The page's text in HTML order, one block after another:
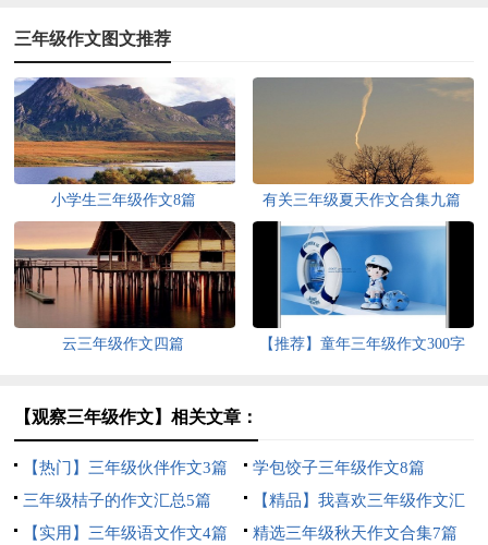
三年级作文图文推荐
小学生三年级作文8篇 有关三年级夏天作文合集九篇
云三年级作文四篇
【推荐】童年三年级作文300字
【观察三年级作文】相关文章：
【热门】三年级伙伴作文3篇
学包饺子三年级作文8篇
三年级桔子的作文汇总5篇
【精品】我喜欢三年级作文汇
编五篇
【实用】三年级语文作文4篇 精选三年级秋天作文合集7篇